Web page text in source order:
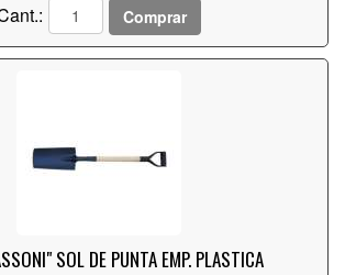
Comprar
SOL DE PUNTA EMP. PLASTICA